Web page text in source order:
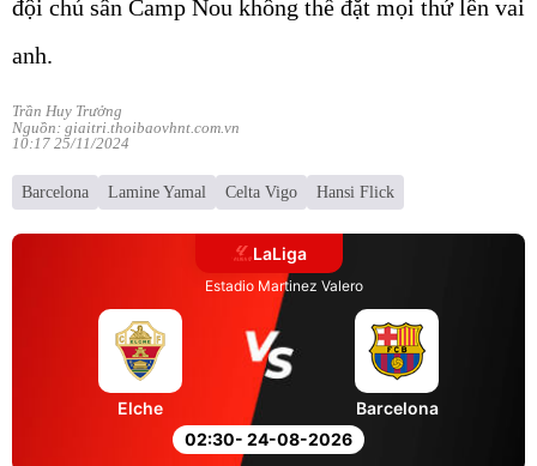
đội chủ sân Camp Nou không thể đặt mọi thứ lên vai
anh.
Trần Huy Trưởng
Nguồn: giaitri.thoibaovhnt.com.vn
10:17 25/11/2024
Barcelona Lamine Yamal Celta Vigo Hansi Flick
LaLiga
Estadio Martinez Valero
02:30- 24-08-2026
Elche Barcelona